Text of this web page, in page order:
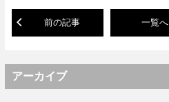
前の記事 一覧へ
アーカイブ